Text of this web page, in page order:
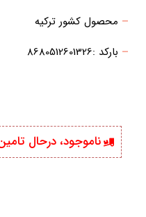
– محصول کشور ترکیه
– بارکد :8680512601326
ناموجود، درحال